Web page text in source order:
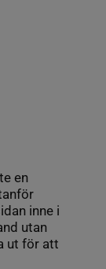
en
inne i
utan
ut för att